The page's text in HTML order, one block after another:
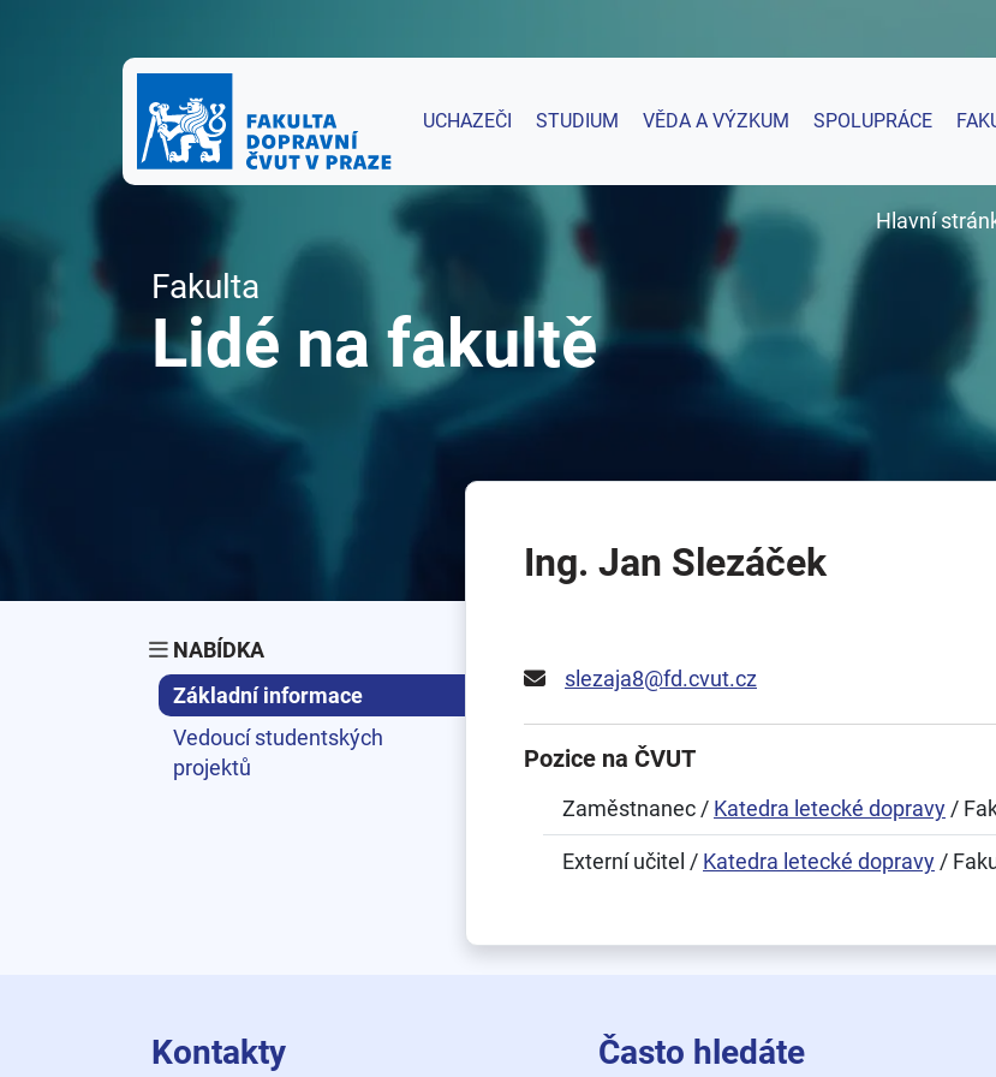
UCHAZEČI STUDIUM VĚDA A VÝZKUM SPOLUPRÁCE
Hlavní
Fakulta
Lidé na fakultě
NABÍDKA
Základní informace
Vedoucí studentských
projektů
Ing. Jan Slezáček
slezaja8@fd.cvut.cz
Pozice na ČVUT
Zaměstnanec / Katedra letecké dopravy /
Externí učitel / Katedra letecké dopravy /
Kontakty Často hledáte